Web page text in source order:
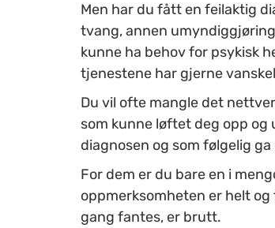
Men har du fått en feilaktig
tvang, annen
kunne ha behov for psykisk
tjenestene har gjerne
Du vil ofte mangle det
som kunne løftet deg opp og
diagnosen og som følgelig
For dem er du bare en i
oppmerksomheten er helt
gang fantes, er brutt.